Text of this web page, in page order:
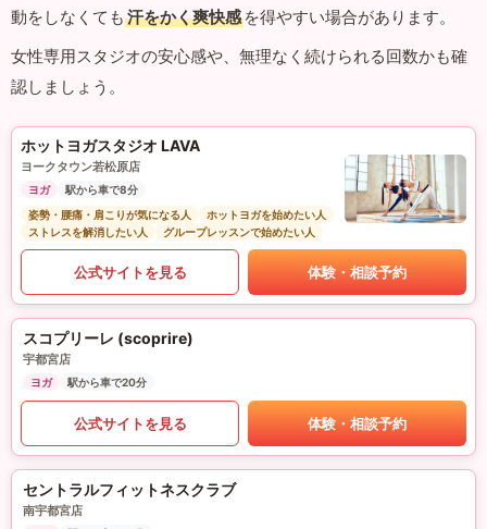
動をしなくても 汗をかく爽快感 を得やすい場合があります。
女性専用スタジオの安心感や、無理なく続けられる回数かも確
認しましょう。
ホットヨガスタジオ LAVA
ヨークタウン若松原店
ヨガ
駅から車で8分
姿勢・腰痛・肩こりが気になる人
ホットヨガを始めたい人
ストレスを解消したい人
グループレッスンで始めたい人
公式サイトを見る 体験・相談予約
スコプリーレ (scoprire)
宇都宮店
ヨガ 駅から車で20分
公式サイトを見る 体験・相談予約
セントラルフィットネスクラブ
南宇都宮店